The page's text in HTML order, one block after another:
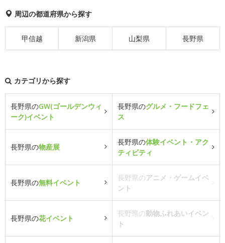
周辺の都道府県から探す
甲信越 新潟県 山梨県 長野県
カテゴリから探す
長野県のGW(ゴールデンウィ
ーク)イベント
長野県のグルメ・フードフェ
ス
長野県の物産展
長野県の体験イベント・アク
ティビティ
長野県の無料イベント
長野県のアニメ・ゲームイベ
ント
長野県の花イベント
長野県の動物ふれあいイベン
ト